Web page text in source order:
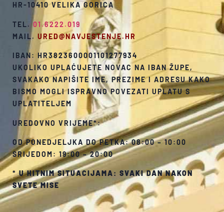
HR-10410 VELIKA GORICA
TEL.01.6222.019
MAIL. URED@NAVJESTENJE.HR
IBAN: HR3823600001101277934
UKOLIKO UPLAĆUJETE NOVAC NA IBAN ŽUPE,
SVAKAKO NAPIŠITE IME, PREZIME I ADRESU KAKO
BISMO MOGLI ISPRAVNO POVEZATI UPLATU S
UPLATITELJEM
UREDOVNO VRIJEME*:
OD PONEDJELJKA DO PETKA: 08:00 – 10:00
SRIJEDOM: 19:00 – 20:00
*U HITNIM SITUACIJAMA: SVAKI DAN NAKON
SVETE MISE